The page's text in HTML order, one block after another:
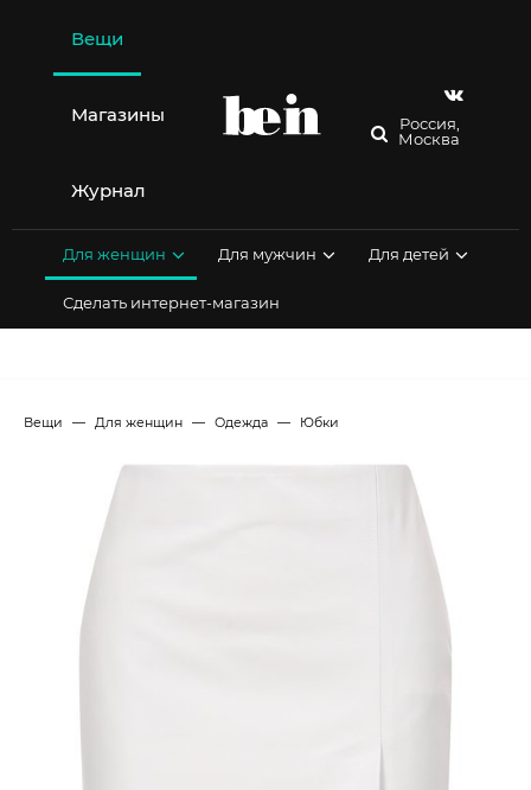
содержимому
Вещи
Магазины
Журнал
Россия,
Москва
Для женщин Для мужчин Для детей
Сделать интернет-магазин
Вещи Для женщин Одежда Юбки